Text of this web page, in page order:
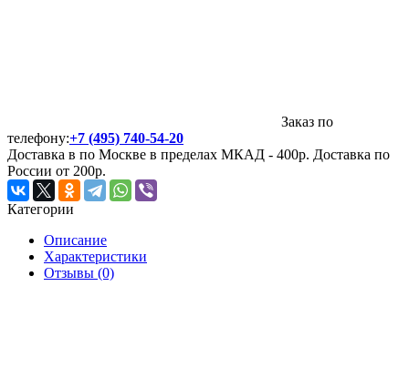
Заказ по
телефону:+7 (495) 740-54-20
Доставка в по Москве в пределах МКАД - 400р. Доставка по
России от 200р.
Категории
Описание
Характеристики
Отзывы (0)